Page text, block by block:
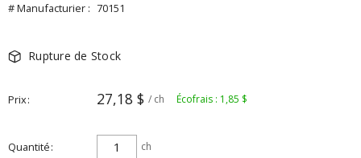
# Manufacturier : 70151
Rupture de Stock
Prix 27,18 $ / ch Écofrais : 1,85 $
Quantité ch